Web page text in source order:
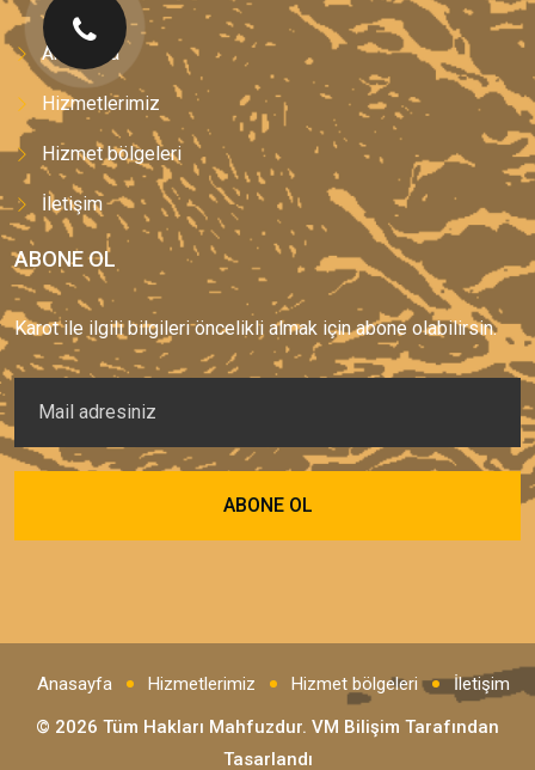
Anasayfa
Hizmetlerimiz
Hizmet bölgeleri
İletişim
ABONE OL
Karot ile ilgili bilgileri öncelikli almak için abone olabilirsin.
Anasayfa Hizmetlerimiz Hizmet bölgeleri
İletişim
© 2026 Tüm Hakları Mahfuzdur. VM Bilişim Tarafından
Tasarlandı